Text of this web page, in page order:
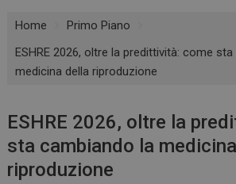
Home
Primo Piano
ESHRE 2026, oltre la predittività: come
medicina della riproduzione
ESHRE 2026, oltre la
sta cambiando la
riproduzione